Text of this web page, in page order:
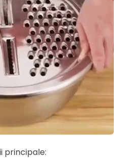
principale: